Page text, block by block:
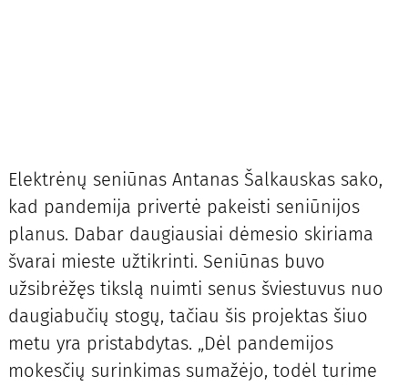
Elektrėnų seniūnas Antanas Šalkauskas sako,
kad pandemija privertė pakeisti seniūnijos
planus. Dabar daugiausiai dėmesio skiriama
švarai mieste užtikrinti. Seniūnas buvo
užsibrėžęs tikslą nuimti senus šviestuvus nuo
daugiabučių stogų, tačiau šis projektas šiuo
metu yra pristabdytas. „Dėl pandemijos
mokesčių surinkimas sumažėjo, todėl turime